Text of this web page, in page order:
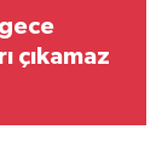
çıkamaz